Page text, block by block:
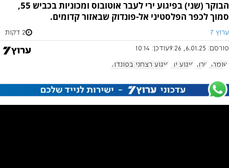
הבוקר (שני) בפיגוע ירי לעבר אוטובוס ומכוניות בכביש 55,
סמוך לכפר הפלסטיני אל-פונדוק שבאזור קדומים.
ערוץ 7 2 דקות
פורסם: 6.01.25, 9:26 עודכן: 10:14
שומרון טרור פיגוע ירי פיגוע רצחני בפונדוק